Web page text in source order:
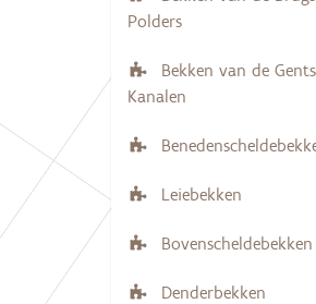
v
g
t
Polders
Bekken van de
Kanalen
Leiebekken
Bovenscheldebekken
Denderbekken